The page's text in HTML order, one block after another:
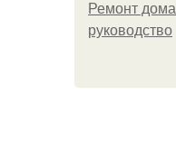
Ремонт
руководство